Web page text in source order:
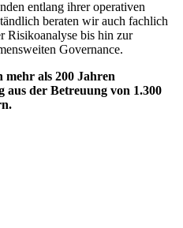
entlang ihrer operativen
beraten wir auch fachlich
Risikoanalyse bis hin zur
Governance.
als 200 Jahren
der Betreuung von 1.300